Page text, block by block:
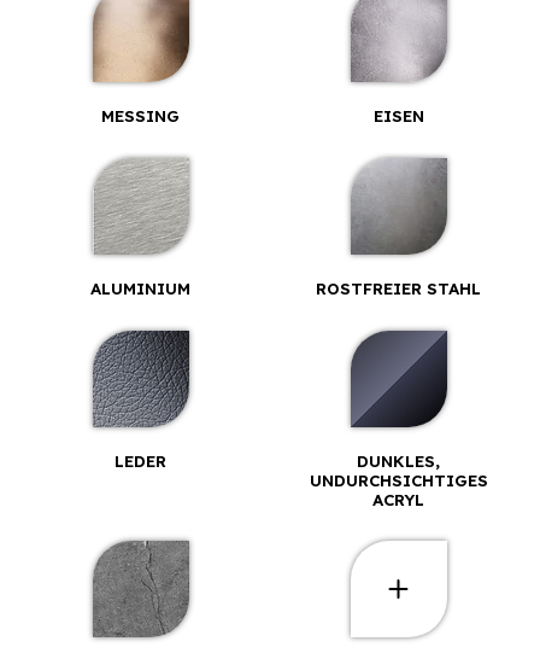
MESSING EISEN
ALUMINIUM ROSTFREIER STAHL
LEDER
DUNKLES,
UNDURCHSICHTIGES
ACRYL